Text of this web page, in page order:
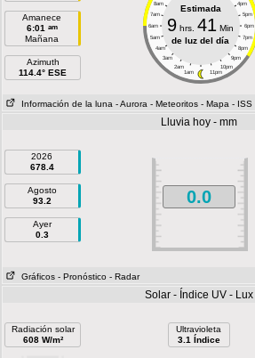
Amanece
6:01 am
Mañana
Azimuth
114.4° ESE
8am 4pm
7am 5pm
6am 6pm
5am 7pm
4am 8pm
3am 9pm
2am 10pm
1am 11pm
Estimada
9 hrs.41 Min
de luz del día
Información de la luna - Aurora - Meteoritos - Mapa - ISS
Lluvia hoy - mm
2026
678.4
Agosto
93.2
Ayer
0.3
0.0
Gráficos - Pronóstico - Radar
Solar - Índice UV - Lux
Radiación solar
608 W/m²
Ultravioleta
3.1 Índice